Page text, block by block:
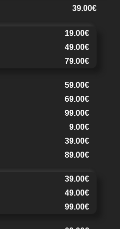
39.00€
19.00€
49.00€
79.00€
59.00€
69.00€
99.00€
9.00€
39.00€
89.00€
39.00€
49.00€
99.00€